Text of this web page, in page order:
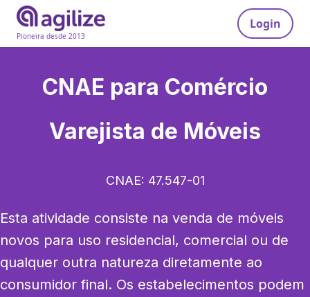
Pioneira desde 2013
Login
CNAE para Comércio
Varejista de Móveis
CNAE: 47.547-01
Esta atividade consiste na venda de móveis
novos para uso residencial, comercial ou de
qualquer outra natureza diretamente ao
consumidor final. Os estabelecimentos podem